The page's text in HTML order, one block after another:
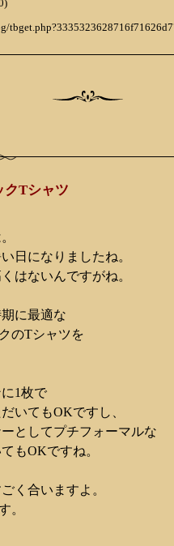
クTシャツ
日になりましたね。
はないんですがね。
に最適な
のTシャツを
1枚で
いてもOKですし、
としてプチフォーマルな
もOKですね。
く合いますよ。
。